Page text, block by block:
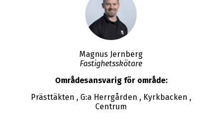
Magnus Jernberg
Fastighetsskötare
Områdesansvarig för område:
Prästtäkten , G:a Herrgården , Kyrkbacken ,
Centrum